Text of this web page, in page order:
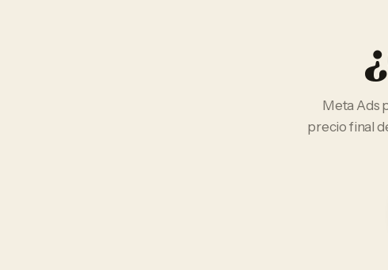
Meta Ads
precio final